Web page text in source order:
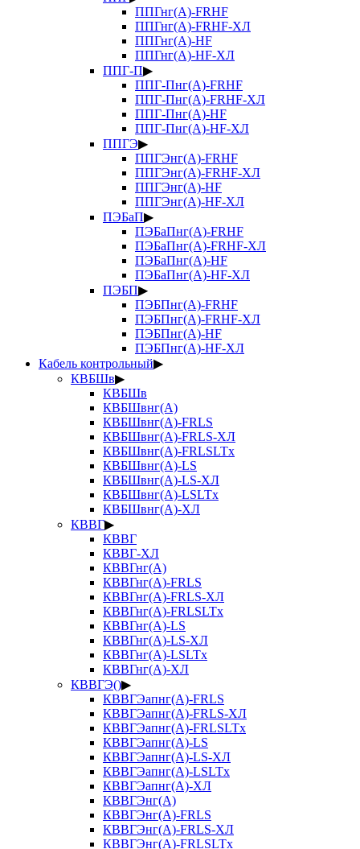
ППГнг(А)-FRHF
ППГнг(А)-FRHF-ХЛ
ППГнг(А)-HF
ППГнг(А)-HF-ХЛ
ППГ-П▶
ППГ-Пнг(А)-FRHF
ППГ-Пнг(А)-FRHF-ХЛ
ППГ-Пнг(А)-HF
ППГ-Пнг(А)-HF-ХЛ
ППГЭ▶
ППГЭнг(А)-FRHF
ППГЭнг(А)-FRHF-ХЛ
ППГЭнг(А)-HF
ППГЭнг(А)-HF-ХЛ
ПЭБаП▶
ПЭБаПнг(А)-FRHF
ПЭБаПнг(А)-FRHF-ХЛ
ПЭБаПнг(А)-HF
ПЭБаПнг(А)-HF-ХЛ
ПЭБП▶
ПЭБПнг(А)-FRHF
ПЭБПнг(А)-FRHF-ХЛ
ПЭБПнг(А)-HF
ПЭБПнг(А)-HF-ХЛ
Кабель контрольный▶
КВБШв▶
КВБШв
КВБШвнг(А)
КВБШвнг(А)-FRLS
КВБШвнг(А)-FRLS-ХЛ
КВБШвнг(А)-FRLSLTx
КВБШвнг(А)-LS
КВБШвнг(А)-LS-ХЛ
КВБШвнг(А)-LSLTx
КВБШвнг(А)-ХЛ
КВВГ▶
КВВГ
КВВГ-ХЛ
КВВГнг(А)
КВВГнг(А)-FRLS
КВВГнг(А)-FRLS-ХЛ
КВВГнг(А)-FRLSLTx
КВВГнг(А)-LS
КВВГнг(А)-LS-ХЛ
КВВГнг(А)-LSLTx
КВВГнг(А)-ХЛ
КВВГЭ()▶
КВВГЭапнг(А)-FRLS
КВВГЭапнг(А)-FRLS-ХЛ
КВВГЭапнг(А)-FRLSLTx
КВВГЭапнг(А)-LS
КВВГЭапнг(А)-LS-ХЛ
КВВГЭапнг(А)-LSLTx
КВВГЭапнг(А)-ХЛ
КВВГЭнг(А)
КВВГЭнг(А)-FRLS
КВВГЭнг(А)-FRLS-ХЛ
КВВГЭнг(А)-FRLSLTx